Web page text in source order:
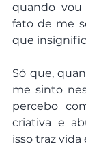
quando
fato de me
que
Só que,
me sinto
percebo
criativa e
isso traz